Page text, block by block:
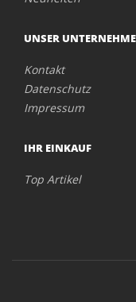
UNSER
Kontakt
Datenschutz
Impressum
IHR EINKAUF
Top Artikel